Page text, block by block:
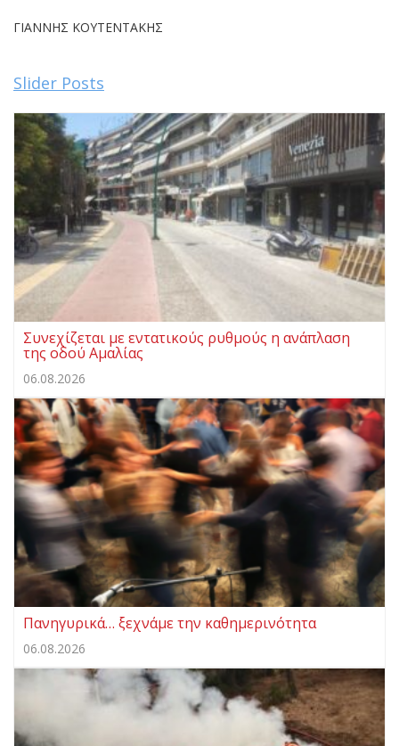
ΓΙΑΝΝΗΣ ΚΟΥΤΕΝΤΑΚΗΣ
Slider Posts
Συνεχίζεται με εντατικούς ρυθμούς η ανάπλαση
της οδού Αμαλίας
06.08.2026
Πανηγυρικά… ξεχνάμε την καθημερινότητα
06.08.2026